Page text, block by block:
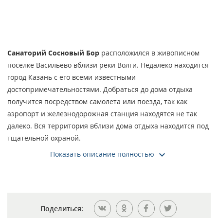
Санаторий Сосновый Бор расположился в живописном
поселке Васильево вблизи реки Волги. Недалеко находится
город Казань с его всеми известными
достопримечательностями. Добраться до дома отдыха
получится посредством самолета или поезда, так как
аэропорт и железнодорожная станция находятся не так
далеко. Вся территория вблизи дома отдыха находится под
тщательной охраной.
Весь санаторный комплекс представлен семью жилыми
спортивный зал и ресторан.
Показать описание полностью
Поделиться: